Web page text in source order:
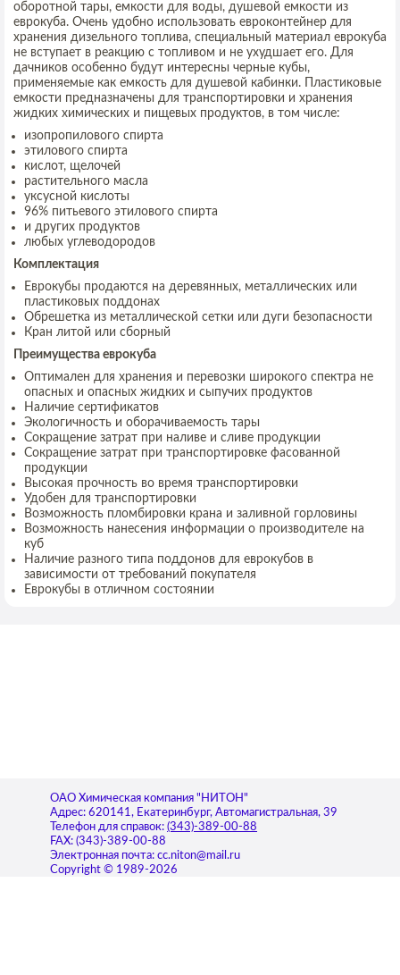
оборотной тары, емкости для воды, душевой емкости из
еврокуба. Очень удобно использовать евроконтейнер для
хранения дизельного топлива, специальный материал еврокуба
не вступает в реакцию с топливом и не ухудшает его. Для
дачников особенно будут интересны черные кубы,
применяемые как емкость для душевой кабинки. Пластиковые
емкости предназначены для транспортировки и хранения
жидких химических и пищевых продуктов, в том числе:
изопропилового спирта
этилового спирта
кислот, щелочей
растительного масла
уксусной кислоты
96% питьевого этилового спирта
и других продуктов
любых углеводородов
Комплектация
Еврокубы продаются на деревянных, металлических или
пластиковых поддонах
Обрешетка из металлической сетки или дуги безопасности
Кран литой или сборный
Преимущества еврокуба
Оптимален для хранения и перевозки широкого спектра не
опасных и опасных жидких и сыпучих продуктов
Наличие сертификатов
Экологичность и оборачиваемость тары
Сокращение затрат при наливе и сливе продукции
Сокращение затрат при транспортировке фасованной
продукции
Высокая прочность во время транспортировки
Удобен для транспортировки
Возможность пломбировки крана и заливной горловины
Возможность нанесения информации о производителе на
куб
Наличие разного типа поддонов для еврокубов в
зависимости от требований покупателя
Еврокубы в отличном состоянии
ОАО Химическая компания "НИТОН"
Адрес: 620141, Екатеринбург, Автомагистральная, 39
Телефон для справок: (343)-389-00-88
FAX: (343)-389-00-88
Электронная почта: cc.niton@mail.ru
Copyright © 1989-2026